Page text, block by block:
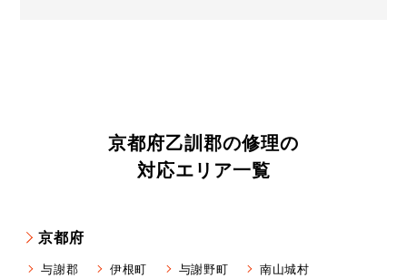
京都府乙訓郡の修理の
対応エリア一覧
京都府
与謝郡 伊根町 与謝野町
南山城村